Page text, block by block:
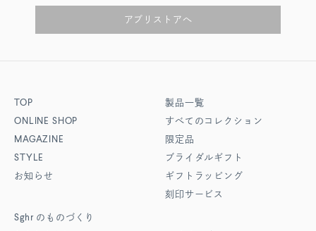
アプリストアへ
TOP
ONLINE SHOP
MAGAZINE
STYLE
お知らせ
Sghr のものづくり
製品一覧
すべてのコレクション
限定品
ブライダルギフト
ギフトラッピング
刻印サービス